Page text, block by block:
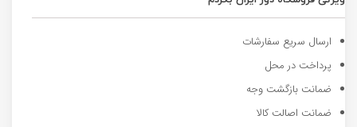
ارسال سریع سفارشات
پرداخت در محل
ضمانت بازگشت وجه
ضمانت اصالت کالا